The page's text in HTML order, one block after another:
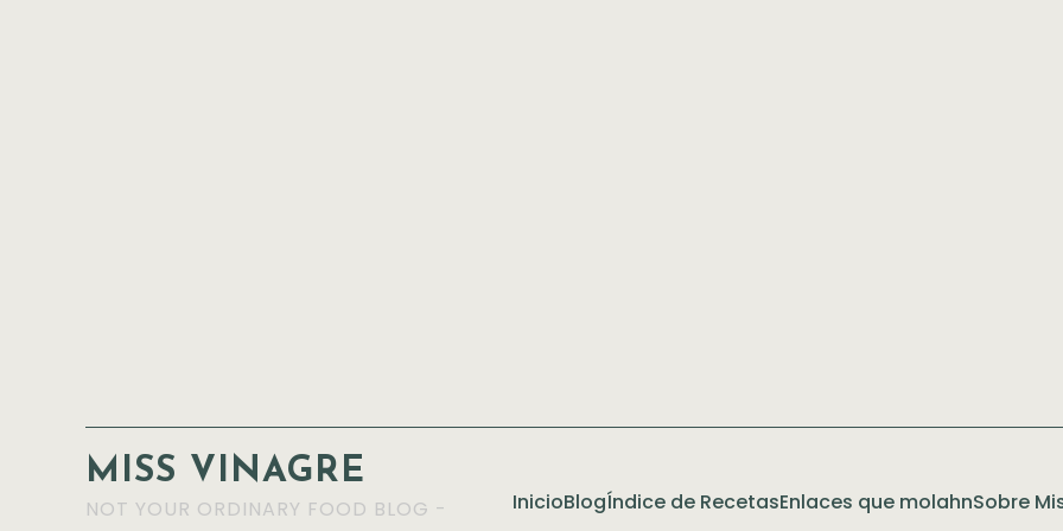
MISS VINAGRE
NOT YOUR ORDINARY FOOD BLOG -
InicioBlogÍndice de RecetasEnlaces que molahnSobre